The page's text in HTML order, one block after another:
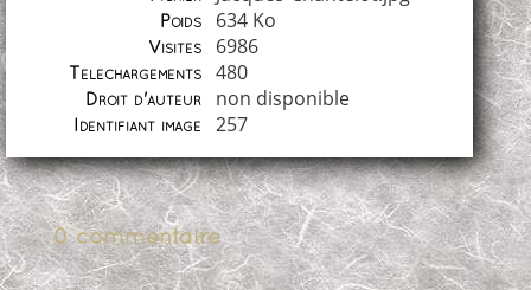
Poids 634 Ko
Visites 6986
Téléchargements 480
Droit d'auteur non disponible
Identifiant image 257
0 commentaire